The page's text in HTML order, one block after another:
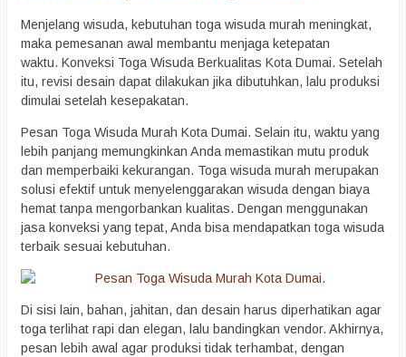
Menjelang wisuda, kebutuhan toga wisuda murah meningkat,
maka pemesanan awal membantu menjaga ketepatan
waktu. Konveksi Toga Wisuda Berkualitas Kota Dumai. Setelah
itu, revisi desain dapat dilakukan jika dibutuhkan, lalu produksi
dimulai setelah kesepakatan.
Pesan Toga Wisuda Murah Kota Dumai. Selain itu, waktu yang
lebih panjang memungkinkan Anda memastikan mutu produk
dan memperbaiki kekurangan. Toga wisuda murah merupakan
solusi efektif untuk menyelenggarakan wisuda dengan biaya
hemat tanpa mengorbankan kualitas. Dengan menggunakan
jasa konveksi yang tepat, Anda bisa mendapatkan toga wisuda
terbaik sesuai kebutuhan.
Di sisi lain, bahan, jahitan, dan desain harus diperhatikan agar
toga terlihat rapi dan elegan, lalu bandingkan vendor. Akhirnya,
pesan lebih awal agar produksi tidak terhambat, dengan